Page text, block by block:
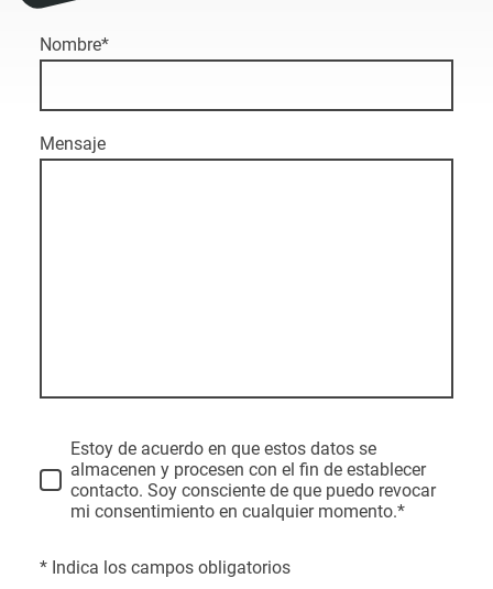
Nombre*
Mensaje
Estoy de acuerdo en que estos datos se
almacenen y procesen con el fin de establecer
contacto. Soy consciente de que puedo revocar
mi consentimiento en cualquier momento.*
* Indica los campos obligatorios